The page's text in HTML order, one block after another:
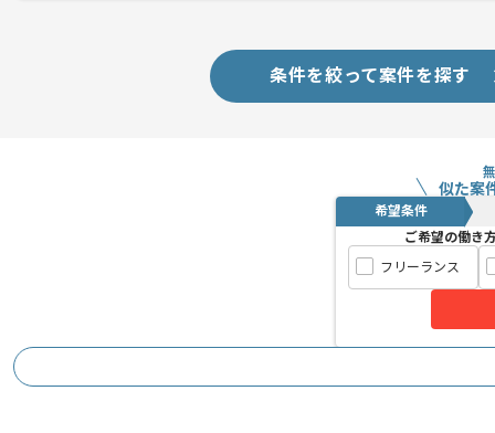
条件を絞って案件を探す
似た案
希望条件
ご希望の働き
フリーランス